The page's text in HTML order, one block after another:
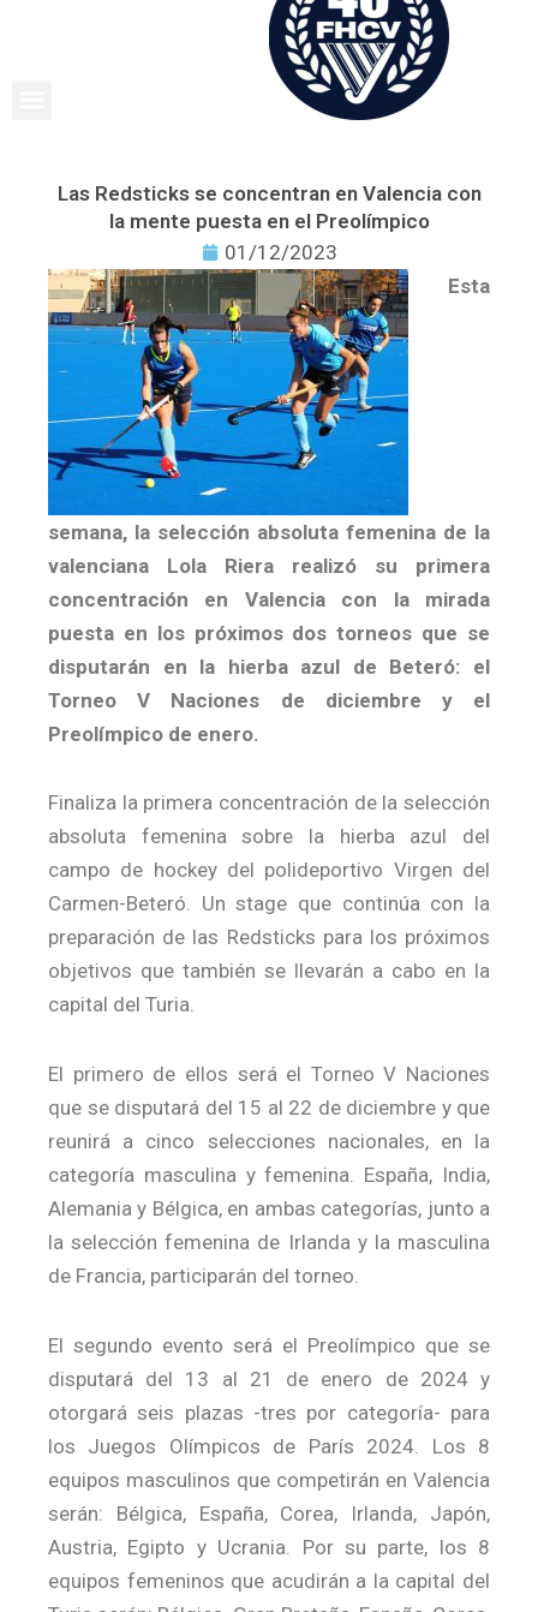
Las Redsticks se concentran en Valencia con
la mente puesta en el Preolímpico
01/12/2023
Esta
semana, la selección absoluta femenina de la
valenciana Lola Riera realizó su primera
concentración en Valencia con la mirada
puesta en los próximos dos torneos que se
disputarán en la hierba azul de Beteró: el
Torneo V Naciones de diciembre y el
Preolímpico de enero.
Finaliza la primera concentración de la selección
absoluta femenina sobre la hierba azul del
campo de hockey del polideportivo Virgen del
Carmen-Beteró. Un stage que continúa con la
preparación de las Redsticks para los próximos
objetivos que también se llevarán a cabo en la
capital del Turia.
El primero de ellos será el Torneo V Naciones
que se disputará del 15 al 22 de diciembre y que
reunirá a cinco selecciones nacionales, en la
categoría masculina y femenina. España, India,
Alemania y Bélgica, en ambas categorías, junto a
la selección femenina de Irlanda y la masculina
de Francia, participarán del torneo.
El segundo evento será el Preolímpico que se
disputará del 13 al 21 de enero de 2024 y
otorgará seis plazas -tres por categoría- para
los Juegos Olímpicos de París 2024. Los 8
equipos masculinos que competirán en Valencia
serán: Bélgica, España, Corea, Irlanda, Japón,
Austria, Egipto y Ucrania. Por su parte, los 8
equipos femeninos que acudirán a la capital del